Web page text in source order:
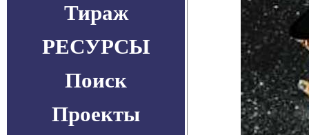
Тираж
РЕСУРСЫ
Поиск
Проекты